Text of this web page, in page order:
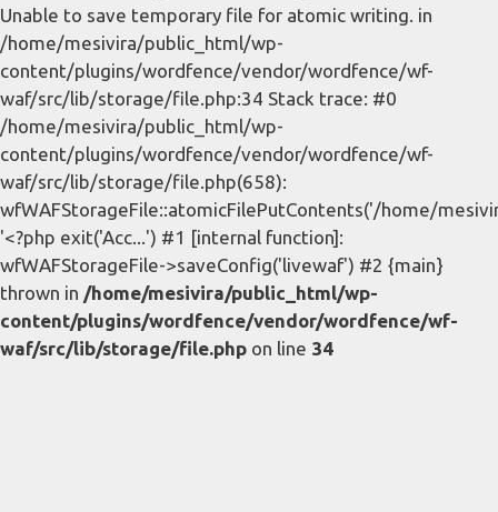
Unable to save temporary file for atomic writing. in
/home/mesivira/public_html/wp-
content/plugins/wordfence/vendor/wordfence/wf-
waf/src/lib/storage/file.php:34 Stack trace: #0
/home/mesivira/public_html/wp-
content/plugins/wordfence/vendor/wordfence/wf-
waf/src/lib/storage/file.php(658):
wfWAFStorageFile::atomicFilePutContents('/home/
'<?php exit('Acc...') #1 [internal function]:
wfWAFStorageFile->saveConfig('livewaf') #2 {main}
thrown in /home/mesivira/public_html/wp-
content/plugins/wordfence/vendor/wordfence/wf-
waf/src/lib/storage/file.php on line 34